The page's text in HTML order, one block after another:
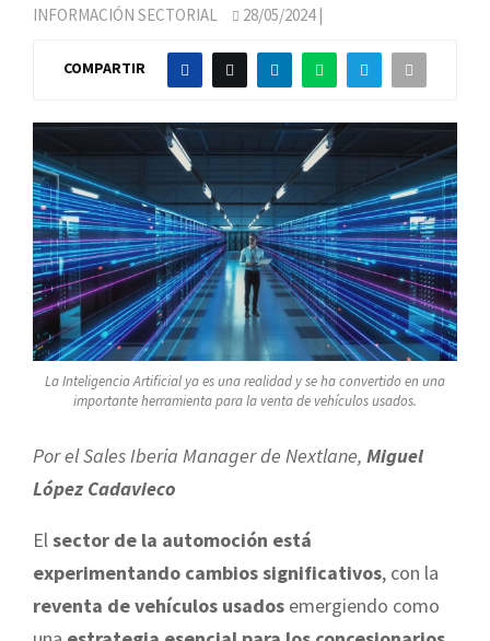
INFORMACIÓN SECTORIAL 28/05/2024|
COMPARTIR
La Inteligencia Artificial ya es una realidad y se ha convertido en una
importante herramienta para la venta de vehículos usados.
Por el Sales Iberia Manager de Nextlane, Miguel
López Cadavieco
Elsector de la automoción está
experimentando cambios significativos, con la
reventa de vehículos usados emergiendo como